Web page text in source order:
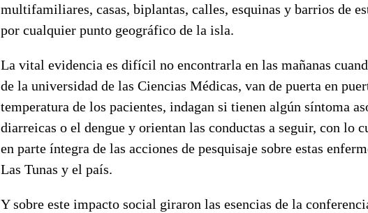
multifamiliares, casas, biplantas, calles, esquinas y barrios de
por cualquier punto geográfico de la isla.
La vital evidencia es difícil no encontrarla en las mañanas
de la universidad de las Ciencias Médicas, van de puerta en
temperatura de los pacientes, indagan si tienen algún síntoma
diarreicas o el dengue y orientan las conductas a seguir, con lo
en parte íntegra de las acciones de pesquisaje sobre estas
Las Tunas y el país.
Y sobre este impacto social giraron las esencias de la